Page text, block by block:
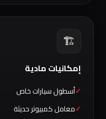
🏗️
إمكانيات مادية
أسطول سيارات خاص
معامل كمبيوتر حديثة